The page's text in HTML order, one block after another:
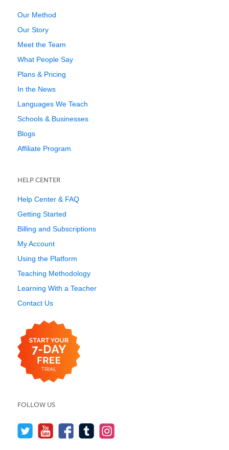
Our Method
Our Story
Meet the Team
What People Say
Plans & Pricing
In the News
Languages We Teach
Schools & Businesses
Blogs
Affiliate Program
HELP CENTER
Help Center & FAQ
Getting Started
Billing and Subscriptions
My Account
Using the Platform
Teaching Methodology
Learning With a Teacher
Contact Us
FOLLOW US